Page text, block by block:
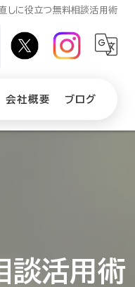
しに役立つ無料相談活用術
会社概要 ブログ
談活用術